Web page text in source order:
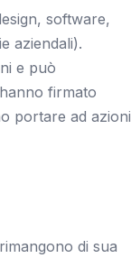
software,
aziendali).
e può
firmato
portare ad azioni
di sua